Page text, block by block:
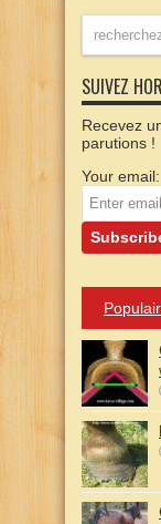
SUIVEZ
Recevez
parutions !
Your email: